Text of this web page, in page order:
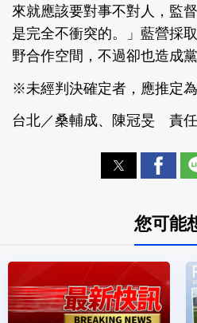
來就應該要對事不對人，監
是完全不衝突的。」藍營採
野合作空間，不過卻也造成
※未經判決確定者，應推定
台北／桑輔成、陳冠旻 責
您可能